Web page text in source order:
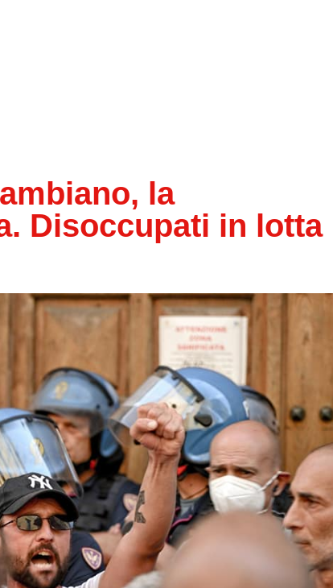
la
Disoccupati in lotta